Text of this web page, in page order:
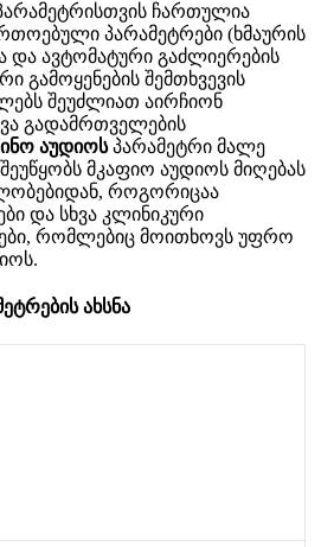
არამეტრისთვის ჩართულია
თოებული პარამეტრები (ხმაურის
და ავტომატური გაძლიერების
რი გამოყენების შემთხვევის
ებს შეუძლიათ აირჩიონ
ვა გადამრთველების
ინო აუდიოს პარამეტრი მალე
შეუწყობს მკაფიო აუდიოს მიღებას
ობებიდან, როგორიცაა
ბი და სხვა კლინიკური
ები, რომლებიც მოითხოვს უფრო
იოს.
ეტრების ახსნა